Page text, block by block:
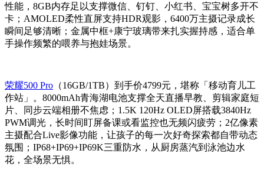
性能，8GB内存足以支撑微信、钉钉、小红书、宝宝树多开不
卡；AMOLED柔性直屏支持HDR观影，6400万主摄记录成长
瞬间足够清晰；金属中框+康宁玻璃带来扎实握持感，适合单
手操作频繁的喂养与抱娃场景。
荣耀500 Pro （16GB/1TB）到手价4799元，堪称「移动育儿工
作站」。8000mAh青海湖电池支撑全天直播早教、剪辑家庭短
片、同步云端相册不焦虑；1.5K 120Hz OLED屏搭载3840Hz
PWM调光，长时间盯屏备课或看监控也无频闪疲劳；2亿像素
主摄配合Live影像功能，让孩子的每一次好奇探索都自带动态
氛围；IP68+IP69+IP69K三重防水，从厨房蒸汽到泳池边水
花，全场景无惧。